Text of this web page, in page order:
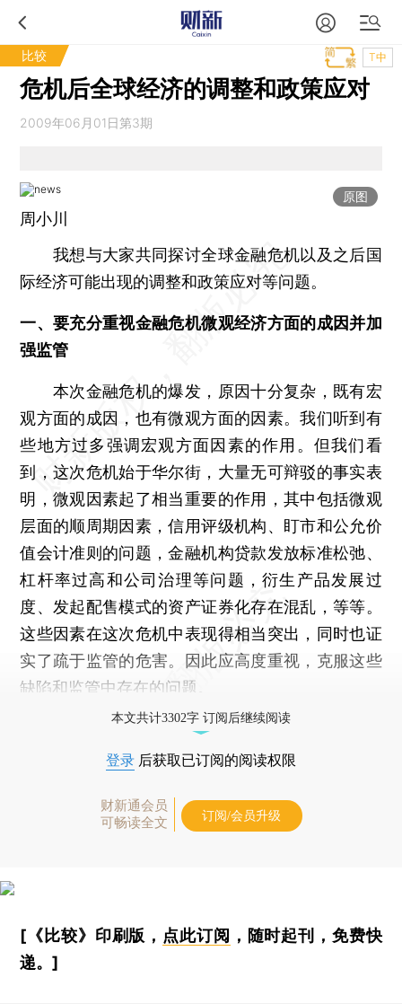
比较 T中
危机后全球经济的调整和政策应对
2009年06月01日第3期
原图
周小川
我想与大家共同探讨全球金融危机以及之后国
际经济可能出现的调整和政策应对等问题。
一、要充分重视金融危机微观经济方面的成因并加
强监管
本次金融危机的爆发，原因十分复杂，既有宏
观方面的成因，也有微观方面的因素。我们听到有
些地方过多强调宏观方面因素的作用。但我们看
到，这次危机始于华尔街，大量无可辩驳的事实表
明，微观因素起了相当重要的作用，其中包括微观
层面的顺周期因素，信用评级机构、盯市和公允价
值会计准则的问题，金融机构贷款发放标准松弛、
杠杆率过高和公司治理等问题，衍生产品发展过
度、发起配售模式的资产证券化存在混乱，等等。
这些因素在这次危机中表现得相当突出，同时也证
实了疏于监管的危害。因此应高度重视，克服这些
缺陷和监管中存在的问题。
本文共计3302字 订阅后继续阅读
登录 后获取已订阅的阅读权限
财新通会员
可畅读全文
订阅/会员升级
[《比较》印刷版， 点此订阅 ，随时起刊，免费快
递。]